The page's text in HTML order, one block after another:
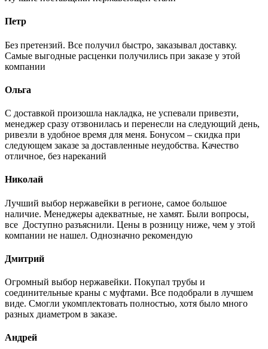
Петр
Без претензий. Все получил быстро, заказывал доставку.
Самые выгодные расценки получились при заказе у этой
компании
Ольга
С доставкой произошла накладка, не успевали привезти,
менеджер сразу отзвонилась и перенесли на следующий день,
ривезли в удобное время для меня. Бонусом – скидка при
следующем заказе за доставленные неудобства. Качество
отличное, без нареканий
Николай
Лучший выбор нержавейки в регионе, самое большое
наличие. Менеджеры адекватные, не хамят. Были вопросы,
все Доступно разъяснили. Цены в розницу ниже, чем у этой
компании не нашел. Однозначно рекомендую
Дмитрий
Огромный выбор нержавейки. Покупал трубы и
соединительные краны с муфтами. Все подобрали в лучшем
виде. Смогли укомплектовать полностью, хотя было много
разных диаметром в заказе.
Андрей